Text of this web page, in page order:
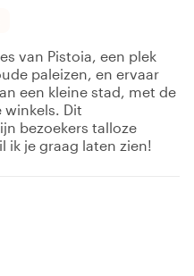
van Pistoia, een plek
paleizen, en ervaar
een kleine stad, met de
winkels. Dit
bezoekers talloze
ik je graag laten zien!